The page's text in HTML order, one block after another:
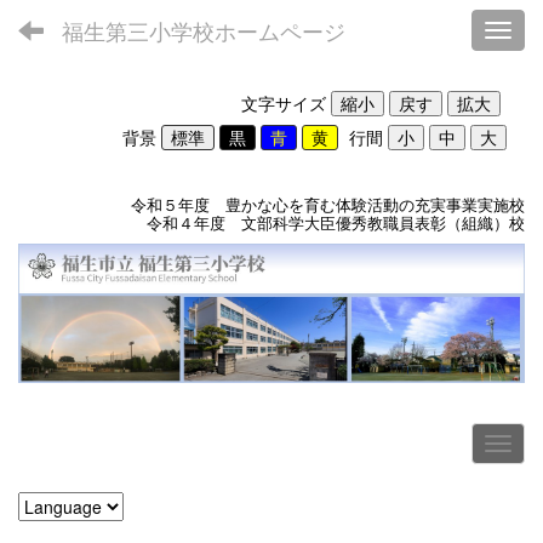
福生第三小学校ホームページ
文字サイズ
背景
行間
令和５年度 豊かな心を育む体験活動の充実事業実施校
令和４年度 文部科学大臣優秀教職員表彰（組織）校